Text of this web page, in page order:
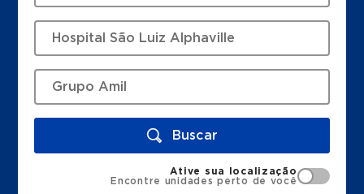
Buscar
Ative sua localização
Encontre unidades perto de você